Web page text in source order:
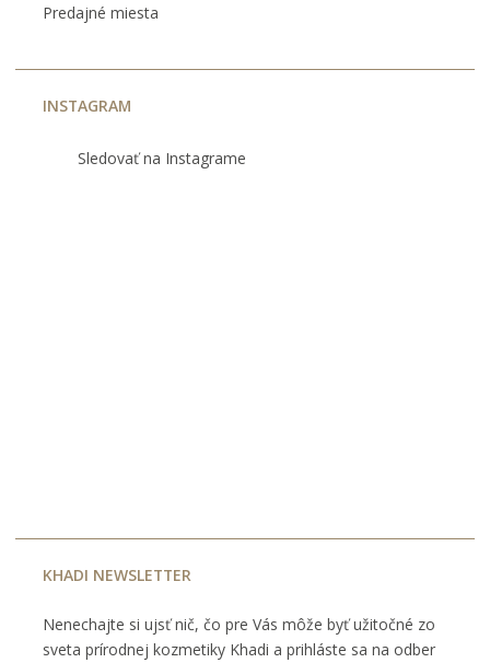
Predajné miesta
INSTAGRAM
Sledovať na Instagrame
KHADI NEWSLETTER
Nenechajte si ujsť nič, čo pre Vás môže byť užitočné zo
sveta prírodnej kozmetiky Khadi a prihláste sa na odber